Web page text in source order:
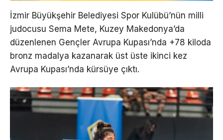
İzmir Büyükşehir Belediyesi Spor Kulübü’nün milli
judocusu Sema Mete, Kuzey Makedonya’da
düzenlenen Gençler Avrupa Kupası’nda +78 kiloda
bronz madalya kazanarak üst üste ikinci kez
Avrupa Kupası’nda kürsüye çıktı.